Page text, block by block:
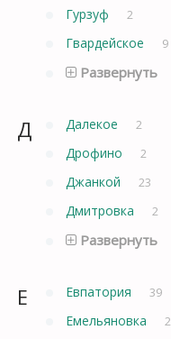
Гурзуф 2
Гвардейское 9
Развернуть
Д Далекое 2
Дрофино 2
Джанкой 23
Дмитровка 2
Развернуть
Е Евпатория 39
Емельяновка 2